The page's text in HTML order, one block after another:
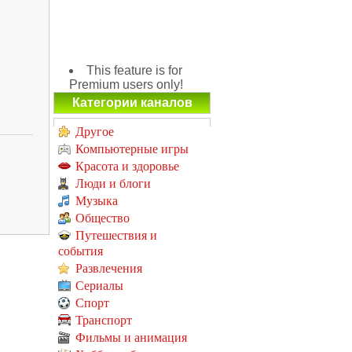
This feature is for
Premium users only!
Категории каналов
Другое
Компьютерные игры
Красота и здоровье
Люди и блоги
Музыка
Общество
Путешествия и
события
Развлечения
Сериалы
Спорт
Транспорт
Фильмы и анимация